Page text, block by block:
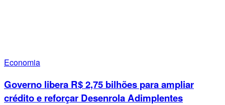
Economia
Governo libera R$ 2,75 bilhões para ampliar
crédito e reforçar Desenrola Adimplentes